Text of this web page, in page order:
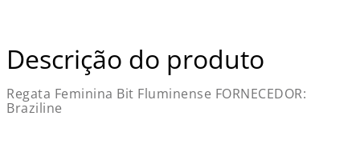
Descrição do produto
Regata Feminina Bit Fluminense FORNECEDOR:
Braziline